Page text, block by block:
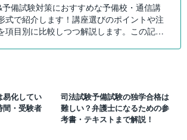
備試験対策におすすめな予備校・通信講
式で紹介します！講座選びのポイントや注
項目別に比較しつつ解説します。この記事
易化してい
間・受験者
司法試験予備試験の独学合格は
難しい？弁護士になるための参
考書・テキストまで解説！